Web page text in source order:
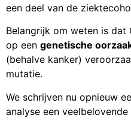
een deel van de
Belangrijk om weten is dat
op een genetische
(behalve kanker)
mutatie.
We schrijven nu opnieuw
analyse een